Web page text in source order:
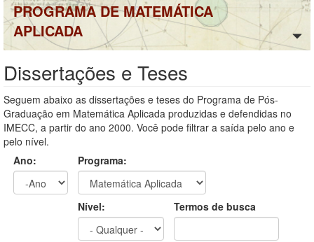
PROGRAMA DE MATEMÁTICA
APLICADA
Dissertações e Teses
Seguem abaixo as dissertações e teses do Programa de Pós-
Graduação em Matemática Aplicada produzidas e defendidas no
IMECC, a partir do ano 2000. Você pode filtrar a saída pelo ano e
pelo nível.
Ano:
Programa:
Nível: Termos de busca